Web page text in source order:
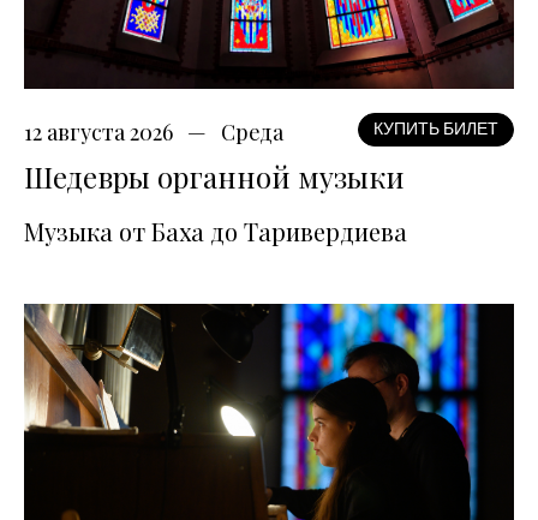
12 августа 2026 Среда КУПИТЬ БИЛЕТ
Шедевры органной музыки
Музыка от Баха до Таривердиева